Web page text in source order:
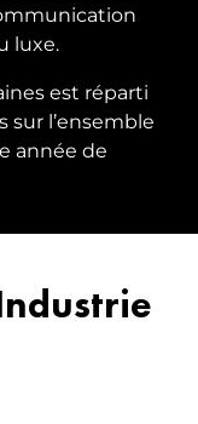
luxe.
est réparti
sur l’ensemble
année de